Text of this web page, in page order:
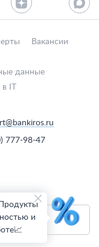
Вакансии
данные
IT
777-98-47
и